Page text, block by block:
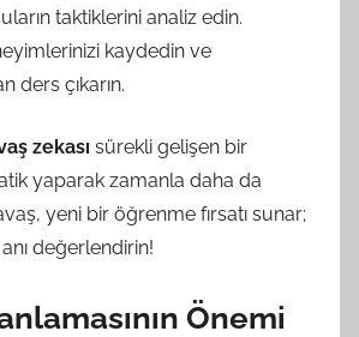
taktiklerini analiz edin.
kaydedin ve
ders çıkarın.
zekası sürekli gelişen bir
yaparak zamanla daha da
yeni bir öğrenme fırsatı sunar;
değerlendirin!
Önemi